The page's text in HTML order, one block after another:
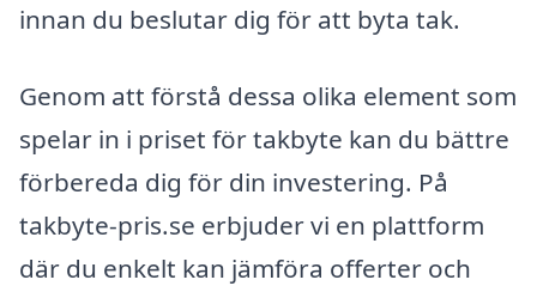
innan du beslutar dig för att byta tak.
Genom att förstå dessa olika element som
spelar in i priset för takbyte kan du bättre
förbereda dig för din investering. På
takbyte-pris.se erbjuder vi en plattform
där du enkelt kan jämföra offerter och